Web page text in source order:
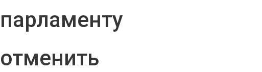
парламенту
отменить